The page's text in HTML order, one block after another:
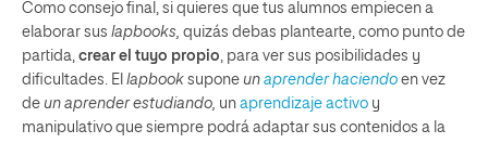
Como consejo final, si quieres que tus alumnos empiecen a
elaborar sus lapbooks, quizás debas plantearte, como punto de
partida, crear el tuyo propio, para ver sus posibilidades y
dificultades. El lapbook supone un aprender haciendo en vez
de un aprender estudiando, un aprendizaje activo y
manipulativo que siempre podrá adaptar sus contenidos a la